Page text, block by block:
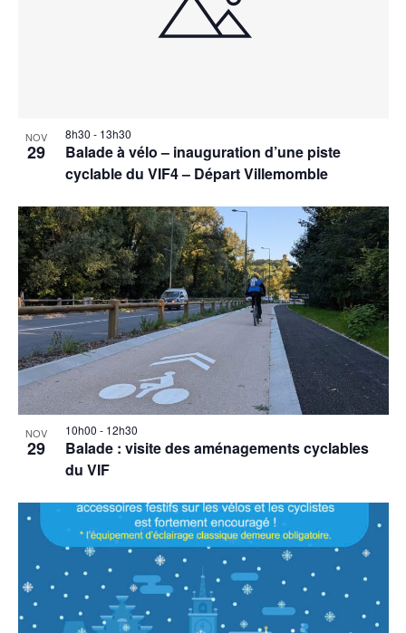
NOV
29
Balade à vélo – inauguration d’une piste
cyclable du VIF4 – Départ Villemomble
8h30 - 13h30
NOV
29
Balade : visite des aménagements cyclables
du VIF
10h00 - 12h30